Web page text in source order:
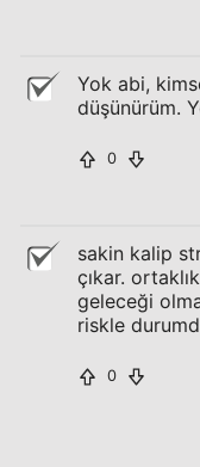
Yok abi,
düşünürüm.
0
sakin kalip
çıkar.
geleceği
riskle
0